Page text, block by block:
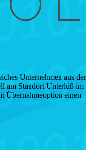
Unternehmen aus der
am Standort Unterlüß im
Übernahmeoption einen